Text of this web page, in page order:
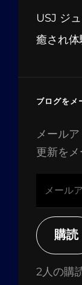
USJ ジ
癒され体
ブログをメ
メール
更新をメ
ー
ア
ド
レ
購読
2人の購